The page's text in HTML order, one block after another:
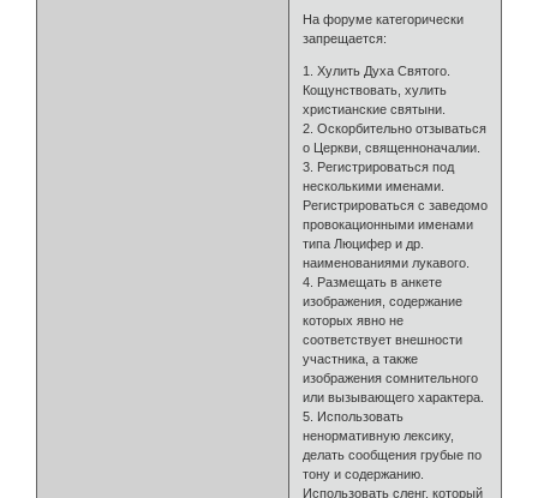
На форуме категорически
запрещается:
1. Хулить Духа Святого.
Кощунствовать, хулить
христианские святыни.
2. Оскорбительно отзываться
о Церкви, священноначалии.
3. Регистрироваться под
несколькими именами.
Регистрироваться с заведомо
провокационными именами
типа Люцифер и др.
наименованиями лукавого.
4. Размещать в анкете
изображения, содержание
которых явно не
соответствует внешности
участника, а также
изображения сомнительного
или вызывающего характера.
5. Использовать
ненормативную лексику,
делать сообщения грубые по
тону и содержанию.
Использовать сленг, который